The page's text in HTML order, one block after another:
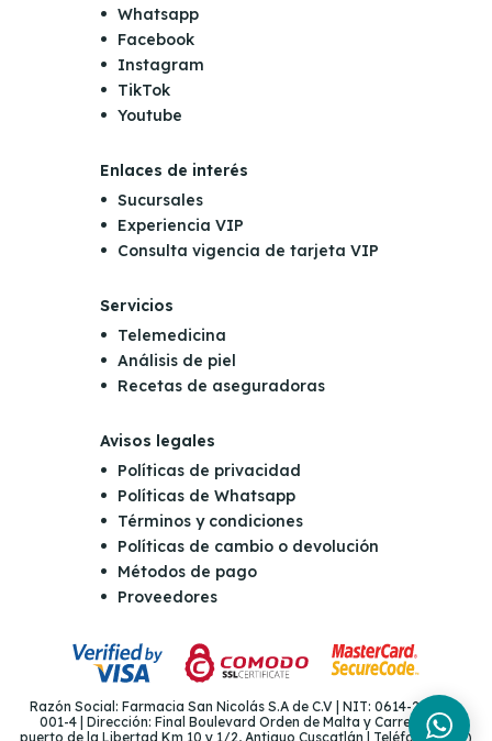
Whatsapp
Facebook
Instagram
TikTok
Youtube
Enlaces de interés
Sucursales
Experiencia VIP
Consulta vigencia de tarjeta VIP
Servicios
Telemedicina
Análisis de piel
Recetas de aseguradoras
Avisos legales
Políticas de privacidad
Políticas de Whatsapp
Términos y condiciones
Políticas de cambio o devolución
Métodos de pago
Proveedores
Razón Social: Farmacia San Nicolás S.A de C.V | NIT: 0614-221265-
001-4 | Dirección: Final Boulevard Orden de Malta y Carretera al
puerto de la Libertad Km 10 y 1/2, Antiguo Cuscatlán | Teléfono: (503)